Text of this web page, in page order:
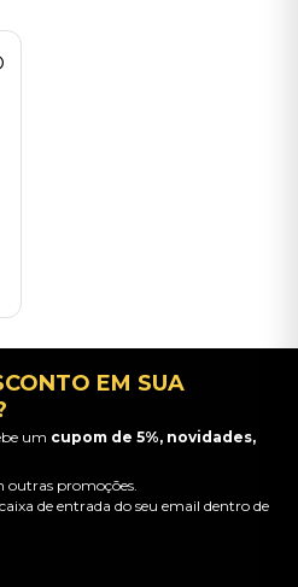
EM SUA
um cupom de 5%, novidades,
outras promoções.
de entrada do seu email dentro de